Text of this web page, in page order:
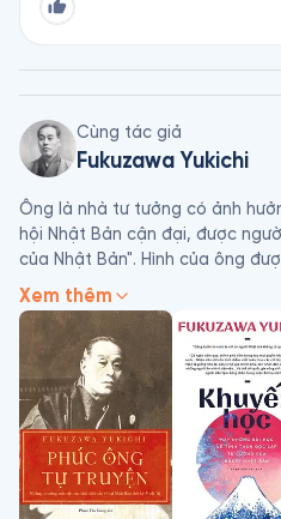
Cùng tác giả
Fukuzawa Yukichi
Ông là nhà tư tưởng có ảnh
hội Nhật Bản cận đại, được
của Nhật Bản". Hình của ông
giá cao nhất ở Nhật, tờ mười
Xem thêm